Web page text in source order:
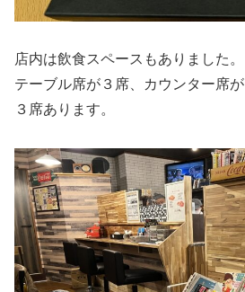
店内は飲食スペースもありました。
テーブル席が３席、カウンター席が
３席あります。